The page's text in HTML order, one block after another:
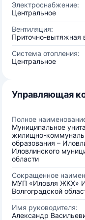
Электроснабжение:
Центральное
Вентиляция:
Приточно-вытяжная
Система отопления:
Центральное
Управляющая
Полное
Муниципальное
жилищно-
образования –
Иловлинского
области
Сокращенное
МУП «Иловля ЖКХ»
Волгоградской
Имя руководителя:
Александр